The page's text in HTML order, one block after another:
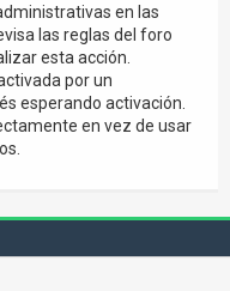
en las
las reglas del foro
esta acción.
por un
esperando activación.
en vez de usar